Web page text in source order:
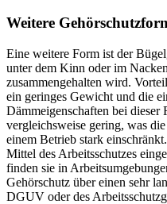
Weitere
Eine weitere Form ist der
unter dem Kinn oder im
zusammengehalten wird.
ein geringes Gewicht und die
Dämmeigenschaften bei
vergleichsweise gering, was
einem Betrieb stark
Mittel des Arbeitsschutzes
finden sie in
Gehörschutz über einen sehr
DGUV oder des